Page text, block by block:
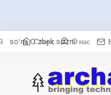
Старт О нас
soʻm Oʻzbek soʻmi